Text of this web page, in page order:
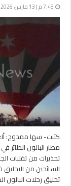
7:45 م | 13 مارس، 2026
كتبت- سها ممدوح:
مطار البالون الطائر
تحذيرات من تقلبات
السائحين من
تحليق رحلات البالون